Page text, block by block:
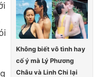
Không biết vô tình hay
cố ý mà Lý Phương
Châu và Linh Chi lại